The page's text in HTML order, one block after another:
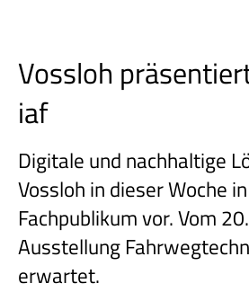
Vossloh
iaf
Digitale und nachhaltige
Vossloh in dieser Woche
Fachpublikum vor. Vom
Ausstellung
erwartet.